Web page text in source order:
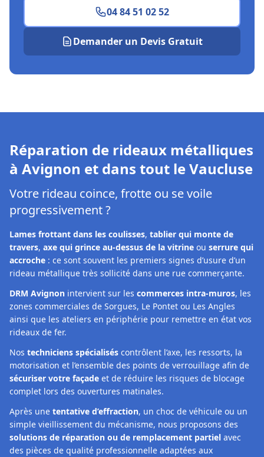
04 84 51 02 52
Demander un Devis Gratuit
Réparation de rideaux métalliques
à Avignon et dans tout le Vaucluse
Votre rideau coince, frotte ou se voile
progressivement ?
Lames frottant dans les coulisses, tablier qui monte de
travers, axe qui grince au-dessus de la vitrine ou serrure qui
accroche : ce sont souvent les premiers signes d’usure d’un
rideau métallique très sollicité dans une rue commerçante.
DRM Avignon intervient sur les commerces intra‑muros, les
zones commerciales de Sorgues, Le Pontet ou Les Angles
ainsi que les ateliers en périphérie pour remettre en état vos
rideaux de fer.
Nos techniciens spécialisés contrôlent l’axe, les ressorts, la
motorisation et l’ensemble des points de verrouillage afin de
sécuriser votre façade et de réduire les risques de blocage
complet lors des ouvertures matinales.
Après une tentative d’effraction, un choc de véhicule ou un
simple vieillissement du mécanisme, nous proposons des
solutions de réparation ou de remplacement partiel avec
des pièces de qualité professionnelle adaptées aux